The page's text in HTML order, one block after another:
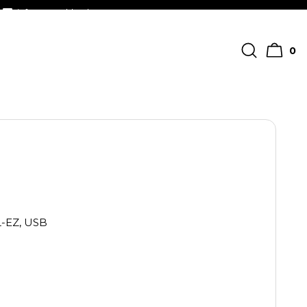
info@streckkodscenter.se
0
EZ, USB